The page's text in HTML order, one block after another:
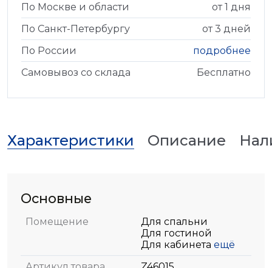
По Москве и области
от 1 дня
По Санкт-Петербургу
от 3 дней
По России
подробнее
Самовывоз со склада
Бесплатно
Характеристики Описание
Основные
Помещение
Для спальни
Для гостиной
Для кабинета ещё